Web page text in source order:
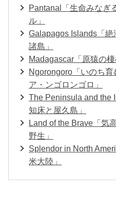
Pantanal「生命みなぎ
ル」
Galapagos Islands「絶
諸島」
Madagascar「原猿の
Ngorongoro「いのち
ア・ンゴロンゴロ」
The Peninsula and the
知床と屋久島」
Land of the Brave「気
野生」
Splendor in North
米大陸」